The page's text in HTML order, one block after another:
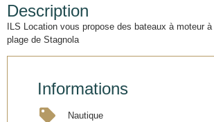
Description
ILS Location vous propose des bateaux à moteur
plage de Stagnola
Informations
Nautique